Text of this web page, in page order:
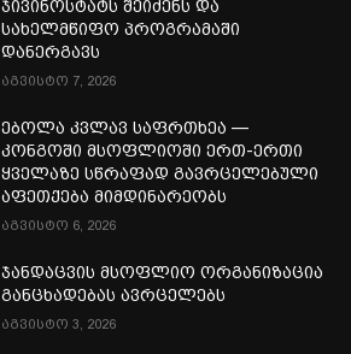
ჯივინოსტატს შეიძენს და
სახელმწიფო პროგრამაში
დანერგავს
აგვისტო 7, 2026
ებოლა კვლავ საფრთხეა —
კონგოში მსოფლიოში ერთ-ერთი
ყველაზე სწრაფად გავრცელებული
აფეთქება მიმდინარეობს
აგვისტო 6, 2026
ჯანდაცვის მსოფლიო ორგანიზაცია
განცხადებას ავრცელებს
აგვისტო 3, 2026